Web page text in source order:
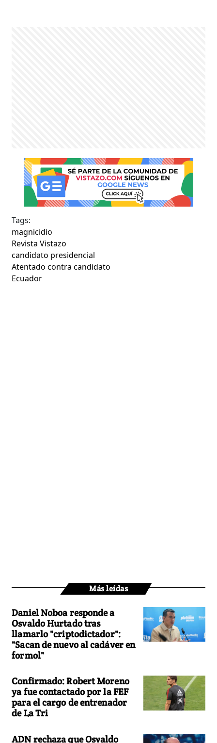
Tags:
magnicidio
Revista Vistazo
candidato presidencial
Atentado contra candidato
Ecuador
Más leídas
Daniel Noboa responde a
Osvaldo Hurtado tras
llamarlo "criptodictador":
"Sacan de nuevo al cadáver en
formol"
Confirmado: Robert Moreno
ya fue contactado por la FEF
para el cargo de entrenador
de La Tri
ADN rechaza que Osvaldo